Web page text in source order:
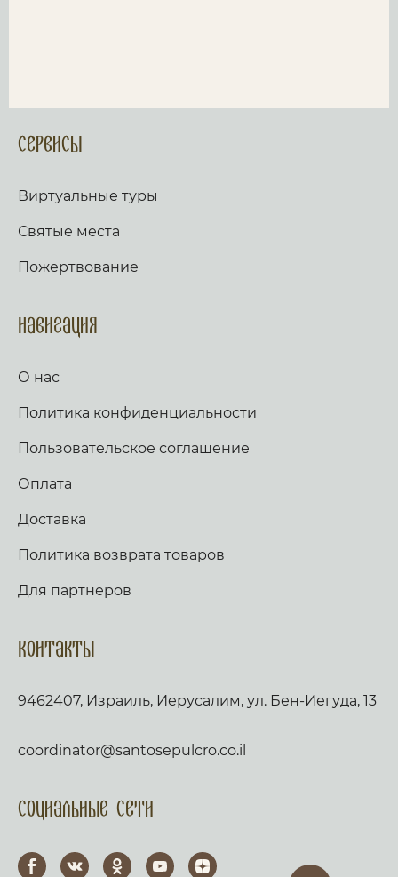
Сервисы
Виртуальные туры
Святые места
Пожертвование
Навигация
О нас
Политика конфиденциальности
Пользовательское соглашение
Оплата
Доставка
Политика возврата товаров
Для партнеров
Контакты
9462407, Израиль, Иерусалим, ул. Бен-Иегуда, 13
coordinator@santosepulcro.co.il
Социальные сети